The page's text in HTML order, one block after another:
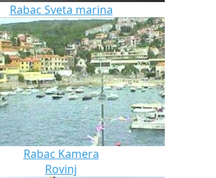
Rabac Sveta marina
Rabac Kamera
Rovinj